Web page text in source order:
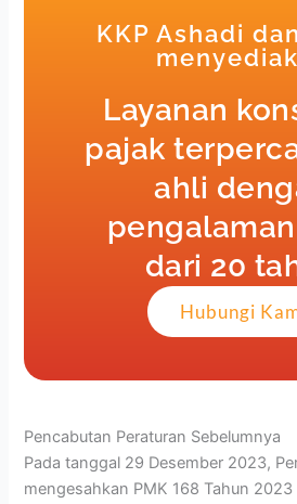
KKP Ashadi
Layanan
pajak
ahli
dari 20
Hubungi
Pencabutan Peraturan Sebelumnya
Pada tanggal 29 Desember 2023,
mengesahkan PMK 168 Tahun